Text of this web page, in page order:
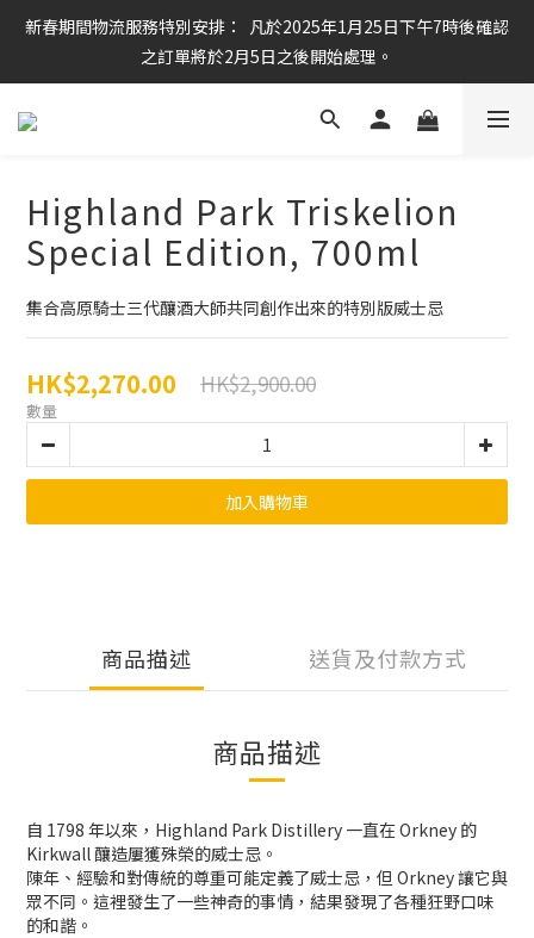
任何酒款買滿6枝或滿$800元即可免運費
新春期間物流服務特別安排：  凡於2025年1月25日下午7時後確認
之訂單將於2月5日之後開始處理。
任何酒款買滿6枝或滿$800元即可免運費
Highland Park Triskelion
Special Edition, 700ml
集合高原騎士三代釀酒大師共同創作出來的特別版威士忌
HK$2,270.00 HK$2,900.00
數量
加入購物車
商品描述 送貨及付款方式
商品描述
自 1798 年以來，Highland Park Distillery 一直在 Orkney 的
Kirkwall 釀造屢獲殊榮的威士忌。
陳年、經驗和對傳統的尊重可能定義了威士忌，但 Orkney 讓它與
眾不同。這裡發生了一些神奇的事情，結果發現了各種狂野口味
的和諧。